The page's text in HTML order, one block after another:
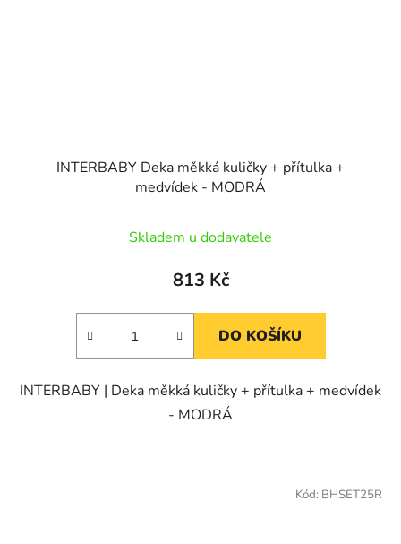
INTERBABY Deka měkká kuličky + přítulka +
medvídek - MODRÁ
Skladem u dodavatele
813 Kč
DO KOŠÍKU
INTERBABY | Deka měkká kuličky + přítulka + medvídek
- MODRÁ
Kód: BHSET25R